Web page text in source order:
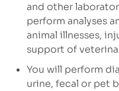
and other
perform analyses
animal illnesses,
support of
You will perform
urine, fecal or pet